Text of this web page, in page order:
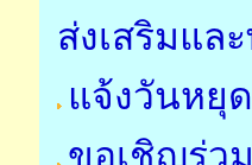
ส่งเสริมแ
แจ้งวันหยุ
ขอเชิญร่ว